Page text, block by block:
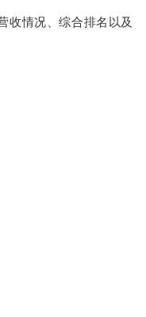
收情况、综合排名以及